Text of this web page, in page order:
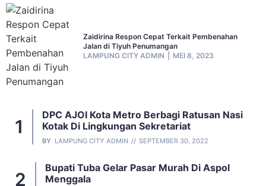
Zaidirina Respon Cepat Terkait Pembenahan
Jalan di Tiyuh Penumangan
LAMPUNG CITY ADMIN
MEI 8, 2023
DPC AJOI Kota Metro Berbagi Ratusan Nasi
Kotak Di Lingkungan Sekretariat
BY LAMPUNG CITY ADMIN SEPTEMBER 30, 2022
Bupati Tuba Gelar Pasar Murah Di Aspol
Menggala